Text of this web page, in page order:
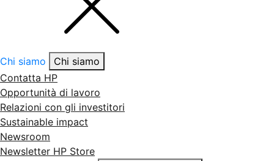
Chi siamo
Chi siamo
Contatta HP
Opportunità di lavoro
Relazioni con gli investitori
Sustainable impact
Newsroom
Newsletter HP Store